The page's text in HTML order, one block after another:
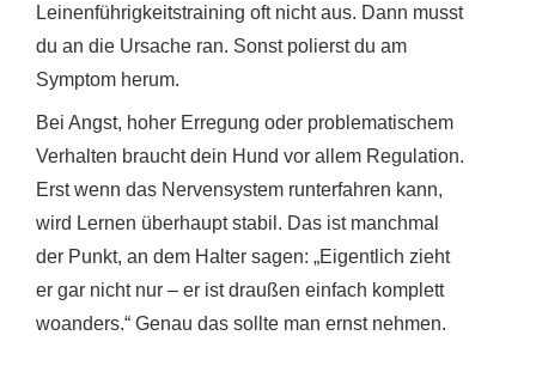
Leinenführigkeitstraining oft nicht aus. Dann musst
du an die Ursache ran. Sonst polierst du am
Symptom herum.
Bei Angst, hoher Erregung oder problematischem
Verhalten braucht dein Hund vor allem Regulation.
Erst wenn das Nervensystem runterfahren kann,
wird Lernen überhaupt stabil. Das ist manchmal
der Punkt, an dem Halter sagen: „Eigentlich zieht
er gar nicht nur – er ist draußen einfach komplett
woanders.“ Genau das sollte man ernst nehmen.